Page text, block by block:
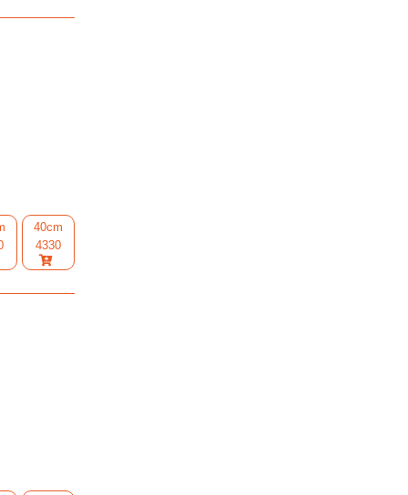
40cm
4330